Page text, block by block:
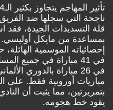
ناجحة التي سجلها ضد
قلة التسديدات الجيدة،
بمساعدة من مايكل أوليسي.
مباريات أوروبية فقط. على
بتمريرتين، مما يثبت أن
يقود خط هجومه.